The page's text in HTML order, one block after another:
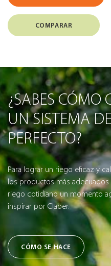
COMPARAR
¿SABES CÓMO
UN SISTEMA
PERFECTO?
Para lograr un riego eficaz y
los productos más
riego cotidiano un momento
inspirar por Claber.
CÓMO SE HACE